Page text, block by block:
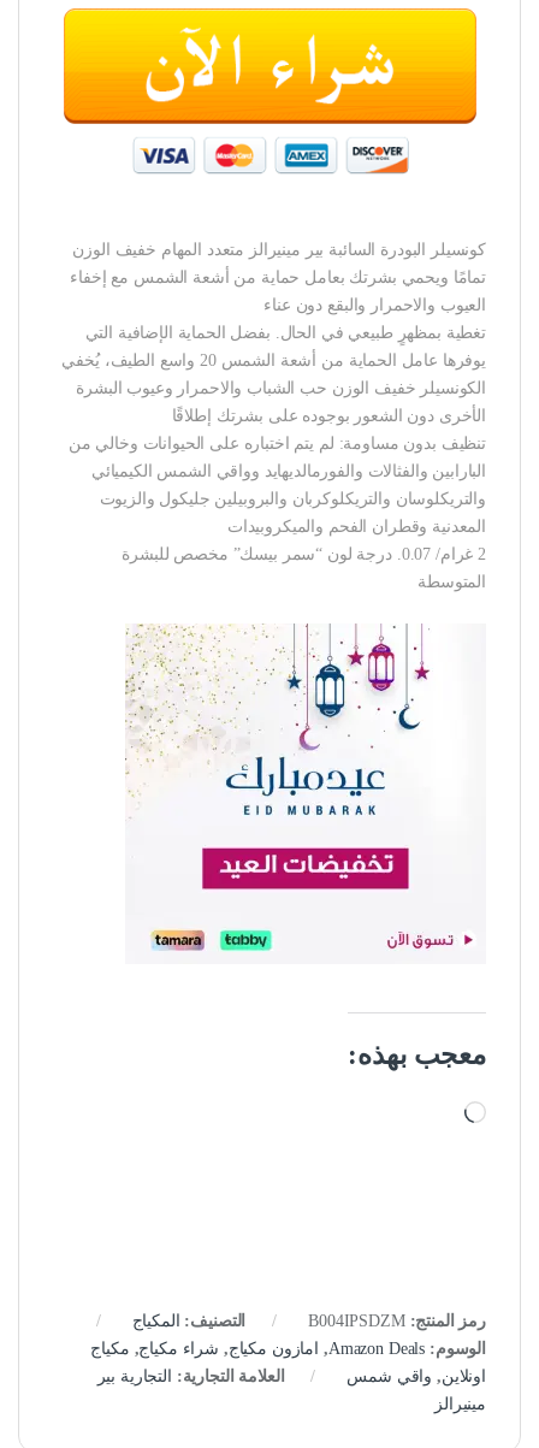
كونسيلر البودرة السائبة بير مينيرالز متعدد المهام خفيف الوزن
تمامًا ويحمي بشرتك بعامل حماية من أشعة الشمس مع إخفاء
العيوب والاحمرار والبقع دون عناء
تغطية بمظهرٍ طبيعي في الحال. بفضل الحماية الإضافية التي
يوفرها عامل الحماية من أشعة الشمس 20 واسع الطيف، يُخفي
الكونسيلر خفيف الوزن حب الشباب والاحمرار وعيوب البشرة
الأخرى دون الشعور بوجوده على بشرتك إطلاقًا
تنظيف بدون مساومة: لم يتم اختباره على الحيوانات وخالي من
البارابين والفثالات والفورمالديهايد وواقي الشمس الكيميائي
والتريكلوسان والتريكلوكربان والبروبيلين جليكول والزيوت
المعدنية وقطران الفحم والميكروبيدات
2 غرام/ 0.07. درجة لون “سمر بيسك” مخصص للبشرة
المتوسطة
معجب بهذه:
جاري التحميل…
رمز المنتج:B004IPSDZM التصنيف: المكياج
الوسوم: Amazon Deals
, امازون مكياج, شراء مكياج, مكياج
اونلاين, واقي شمس العلامة التجارية:
التجارية بير
مينيرالز